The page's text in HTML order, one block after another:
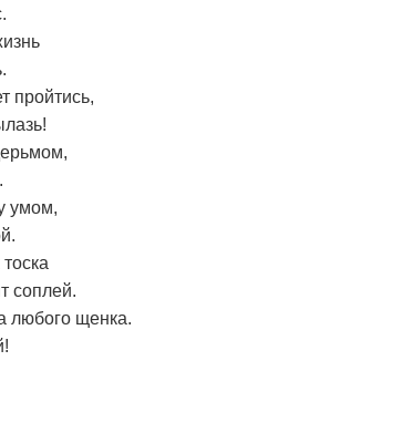
пройтись,
умом,
соплей.
любого щенка.